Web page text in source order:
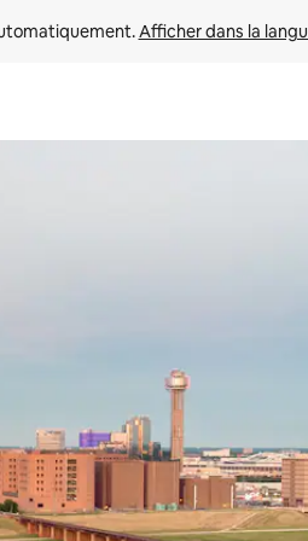
Afficher dans la
et vers le bas, ou en appuyant